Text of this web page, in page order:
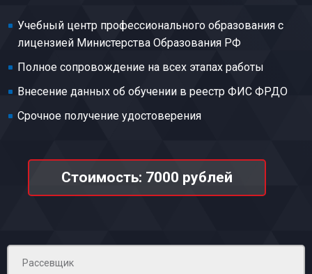
Учебный центр профессионального образования с
лицензией Министерства Образования РФ
Полное сопровождение на всех этапах работы
Внесение данных об обучении в реестр ФИС ФРДО
Срочное получение удостоверения
Стоимость: 7000 рублей